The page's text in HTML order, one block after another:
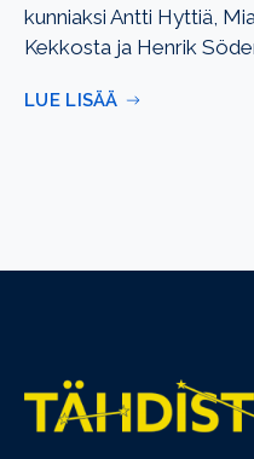
kunniaksi Antti Hyttiä,
Kekkosta ja Henrik
LUE LISÄÄ